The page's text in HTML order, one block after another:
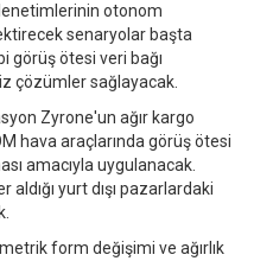
otonom
senaryolar başta
görüş ötesi veri bağı
çözümler sağlayacak.
Zyrone'un ağır kargo
hava araçlarında görüş ötesi
amacıyla uygulanacak.
yurt dışı pazarlardaki
form değişimi ve ağırlık